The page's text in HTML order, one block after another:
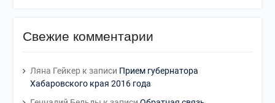
Свежие комментарии
Ляна Гейкер к записи Прием губернатора
Хабаровского края 2016 года